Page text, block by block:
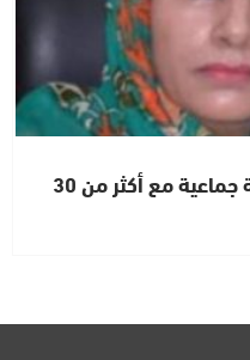
زلزال سياسي بالعيون… استقالة جماعية مع أكثر من 30